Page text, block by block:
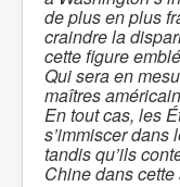
de plus en plus
craindre la
cette figure
Qui sera en
maîtres
En tout cas, les
s’immiscer dans
tandis qu’ils
Chine dans cette